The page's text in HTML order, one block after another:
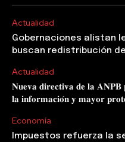
Actualidad
Gobernaciones alistan
buscan redistribución
Actualidad
𝐍𝐮𝐞𝐯𝐚 𝐝𝐢𝐫𝐞𝐜𝐭𝐢𝐯𝐚 𝐝𝐞 𝐥𝐚 𝐀𝐍𝐏𝐁
𝐥𝐚 𝐢𝐧𝐟𝐨𝐫𝐦𝐚𝐜𝐢𝐨́𝐧 𝐲 𝐦𝐚𝐲𝐨𝐫
Economía
Impuestos refuerza la